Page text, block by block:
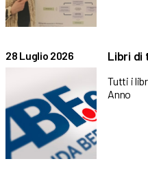
28 Luglio 2026 Libri di
Tutti i
Anno